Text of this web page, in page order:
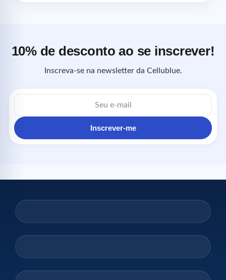
10% de desconto ao se inscrever!
Inscreva-se na newsletter da Cellublue.
Endereço
de
Inscrever-me